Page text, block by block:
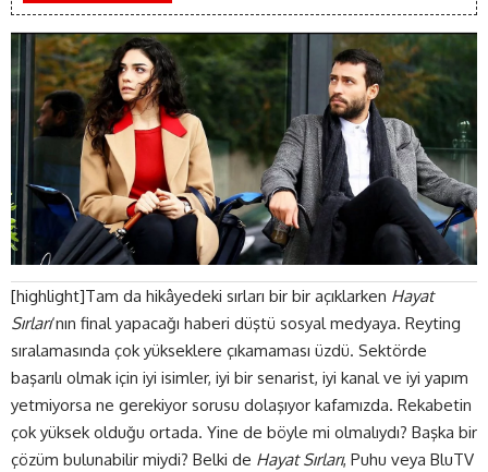
[highlight]Tam da hikâyedeki sırları bir bir açıklarken Hayat
Sırları‘nın final yapacağı haberi düştü sosyal medyaya. Reyting
sıralamasında çok yükseklere çıkamaması üzdü. Sektörde
başarılı olmak için iyi isimler, iyi bir senarist, iyi kanal ve iyi yapım
yetmiyorsa ne gerekiyor sorusu dolaşıyor kafamızda. Rekabetin
çok yüksek olduğu ortada. Yine de böyle mi olmalıydı? Başka bir
çözüm bulunabilir miydi? Belki de Hayat Sırları, Puhu veya BluTV